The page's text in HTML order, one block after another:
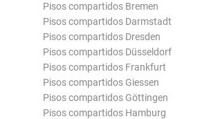
Pisos compartidos Bremen
Pisos compartidos Darmstadt
Pisos compartidos Dresden
Pisos compartidos Düsseldorf
Pisos compartidos Frankfurt
Pisos compartidos Giessen
Pisos compartidos Göttingen
Pisos compartidos Hamburg